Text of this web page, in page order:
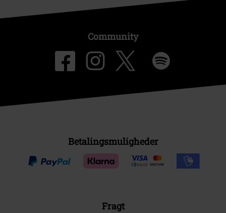
Community
Betalingsmuligheder
Fragt